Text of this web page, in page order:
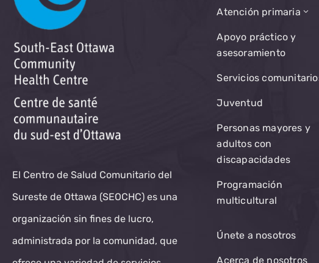
El Centro de Salud Comunitario del
Sureste de Ottawa (SEOCHC) es una
organización sin fines de lucro,
administrada por la comunidad, que
Atención primaria
Apoyo práctico y
asesoramiento
Servicios
Juventud
Personas mayores y
adultos con
discapacidades
Programación
multicultural
Únete a nosotros
Acerca de nosotros